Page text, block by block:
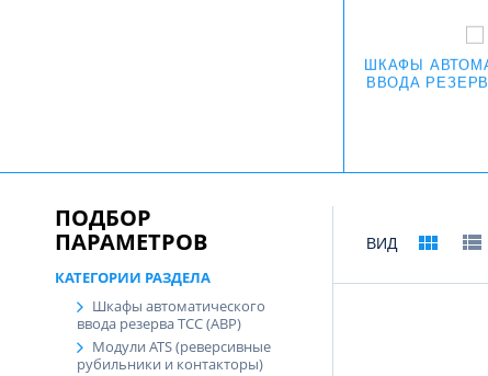
ШКАФЫ
ВВОДА
ВИД
ПОДБОР
ПАРАМЕТРОВ
КАТЕГОРИИ РАЗДЕЛА
Шкафы автоматического
ввода резерва ТСС (АВР)
Модули ATS (реверсивные
рубильники и контакторы)